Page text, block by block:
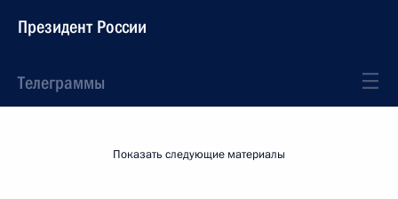
Президент России
Телеграммы
Показать следующие материалы